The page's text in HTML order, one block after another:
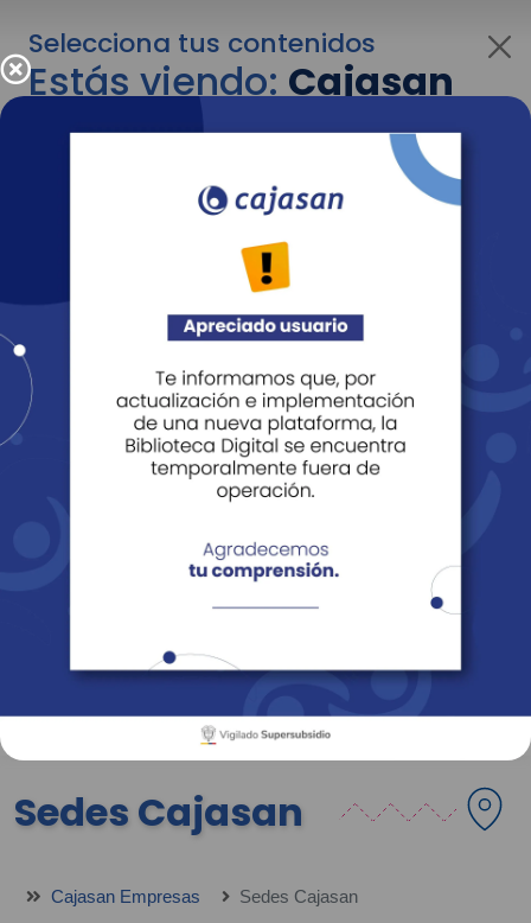
Selecciona tus contenidos
Estás viendo:Cajasan
para empresas
Para cambiar al contenido de tu interés más
adelante recuerda utilizar el menú
Entendido
Revista Fácil Vivir
Sedes Directorio Servicios En Línea
Sedes Cajasan
Cajasan Empresas Sedes Cajasan